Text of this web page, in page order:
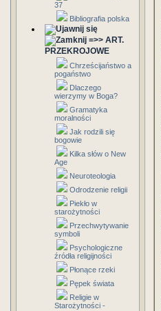
37
Bibliografia polska
=>> ART.
PRZEKROJOWE
Chrześcijaństwo a
pogaństwo
Dlaczego
wierzymy w Boga?
Gramatyka
moralności
Jak rodzili się
bogowie
Kilka słów o New
Age
Neuroteologia
Odrodzenie religii
Piekło w
starożytności
Przechwytywanie
symboli
Psychologiczne
źródła religijności
Płonące rzeki
Pępek świata
Religie w
Starożytności -